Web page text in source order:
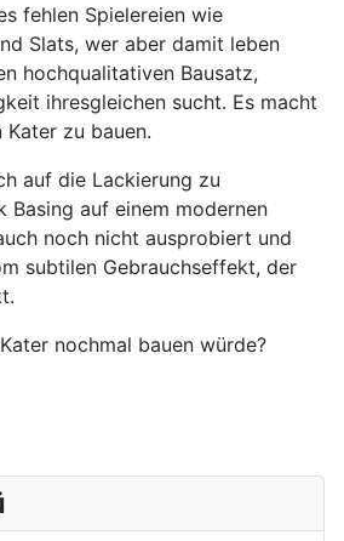
fehlen Spielereien wie
Slats, wer aber damit leben
hochqualitativen Bausatz,
ihresgleichen sucht. Es macht
zu bauen.
auf die Lackierung zu
Basing auf einem modernen
noch nicht ausprobiert und
subtilen Gebrauchseffekt, der
nochmal bauen würde?